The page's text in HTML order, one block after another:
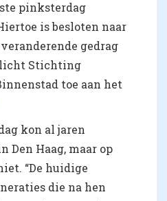
pinksterdag
is besloten naar
gedrag
licht Stichting
toe aan het
kon al jaren
Den Haag, maar op
“De huidige
die na hen